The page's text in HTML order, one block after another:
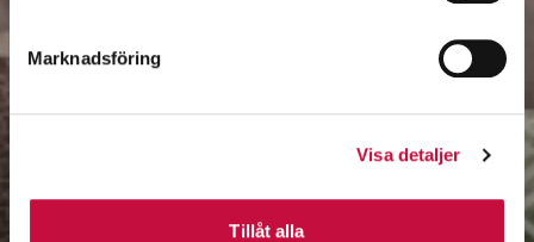
Marknadsföring
Visa detaljer
Tillåt alla